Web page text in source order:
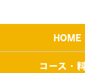
HOME
コース・